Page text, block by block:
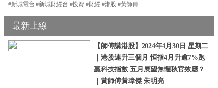
#新城電台 #新城財經台 #投資 #財經 #港股 #黃師傅
最新上線
【師傅講港股】2024年4月30日 星期二
｜港股連升三個月 恒指4月升逾7%跑
贏科技指數 五月展望無懼秋官效應？
｜黃師傅黃瑋傑 朱明亮